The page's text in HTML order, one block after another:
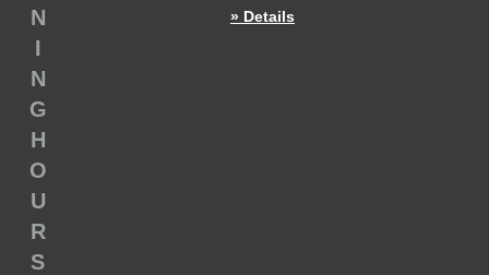
N
I
N
G
H
O
U
R
S
» Details